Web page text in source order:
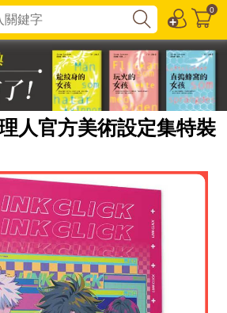
0
人官方美術設定集特裝